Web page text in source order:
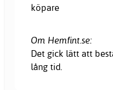
köpare
Om Hemfint.se:
Det gick lätt att
lång tid.